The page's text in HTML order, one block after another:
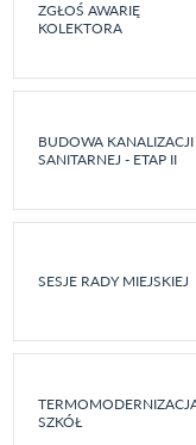
ZGŁOŚ AWARIĘ
KOLEKTORA
BUDOWA KANALIZACJI
SANITARNEJ - ETAP II
SESJE RADY MIEJSKIEJ
SZKÓŁ